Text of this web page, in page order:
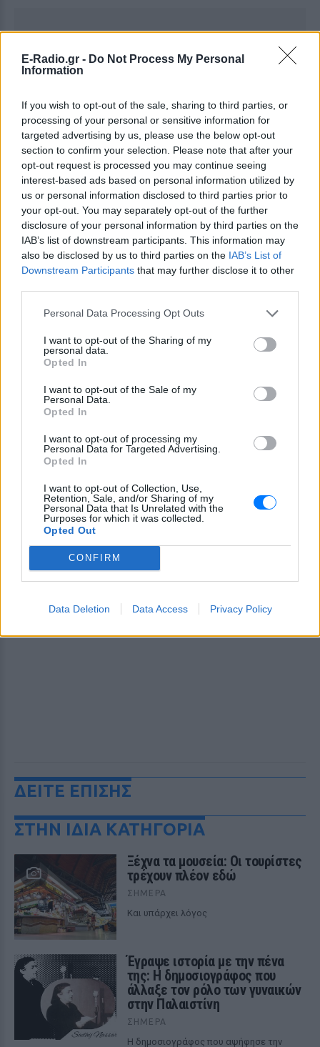
E-Radio.gr - Do Not Process My Personal
Information
If you wish to opt-out of the sale, sharing to third parties, or
processing of your personal or sensitive information for
targeted advertising by us, please use the below opt-out
section to confirm your selection. Please note that after your
opt-out request is processed you may continue seeing
interest-based ads based on personal information utilized by
us or personal information disclosed to third parties prior to
your opt-out. You may separately opt-out of the further
disclosure of your personal information by third parties on the
IAB’s list of downstream participants. This information may
also be disclosed by us to third parties on the IAB’s List of
Downstream Participants that may further disclose it to other
Personal Data Processing Opt Outs
I want to opt-out of the Sharing of my
personal data.
Opted In
I want to opt-out of the Sale of my
Personal Data.
Opted In
I want to opt-out of processing my
Personal Data for Targeted Advertising.
Opted In
I want to opt-out of Collection, Use,
Retention, Sale, and/or Sharing of my
Personal Data that Is Unrelated with the
Purposes for which it was collected.
Opted Out
CONFIRM
Data Deletion Data Access Privacy Policy
Ακολουθήστε το E-Radio.gr στο
Google News
και μάθετε πρώτοιτα πιο hot νέα.
Εσύ μπήκες στο E-Daily.gr; Τα νέα της ημέρας
και ότι σου κάνει κλικ!
Ακολουθήστε το E-Radio.gr και στο Instagram
ΔΙΑΦΗΜΙΣΗ
ΔΕΙΤΕ ΕΠΙΣΗΣ
ΣΤΗΝ ΙΔΙΑ ΚΑΤΗΓΟΡΙΑ
Ξέχνα τα μουσεία: Οι τουρίστες
τρέχουν πλέον εδώ
ΣΉΜΕΡΑ
Και υπάρχει λόγος
Έγραψε ιστορία με την πένα
της: Η δημοσιογράφος που
άλλαξε τον ρόλο των γυναικών
στην Παλαιστίνη
ΣΉΜΕΡΑ
Η δημοσιογράφος που αψήφησε την